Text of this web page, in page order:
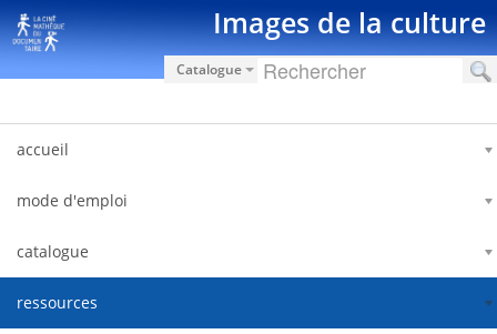
Saut au contenu Images de la culture
Catalogue
accueil
mode d'emploi
catalogue
ressources